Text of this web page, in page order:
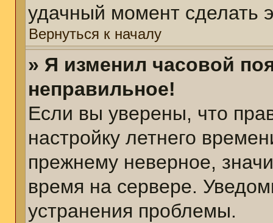
удачный момент сделать
Вернуться к началу
» Я изменил часовой
неправильное!
Если вы уверены, что
настройку летнего
прежнему неверное,
время на сервере.
устранения проблемы.